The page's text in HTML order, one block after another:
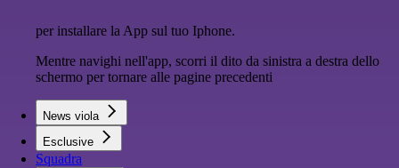
per installare la App sul tuo Iphone.
Mentre navighi nell'app, scorri il dito da sinistra a destra dello
schermo per tornare alle pagine precedenti
News viola
Esclusive
Squadra